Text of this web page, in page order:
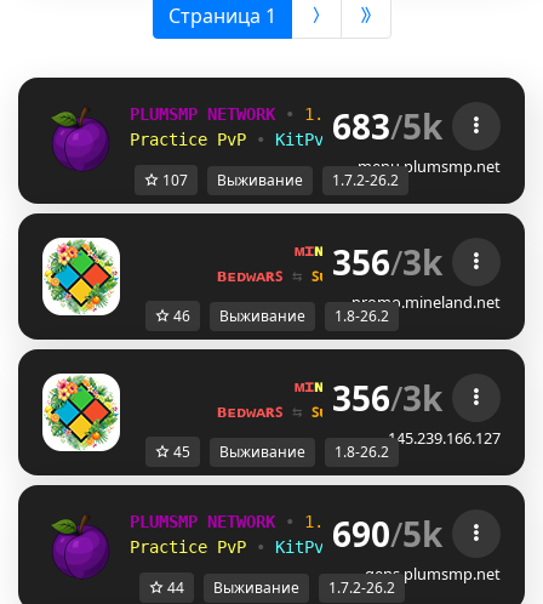
Страница 1 (выбрана)
PLUMSMP NETWORK • 1.7.2 ➜ 26.2
Practice PvP
• KitPvP • Lifesteal
683/5k
menu.plumsmp.net
107 Выживание 1.7.2-26.2
ᴍɪɴᴇ ʟᴀ ɴᴅ ɴᴇᴛᴡᴏʀᴋ ☀
ʙᴇᴅᴡᴀʀꜱ ⇆ ꜱᴜʀᴠɪᴠᴀʟ ꜱᴍᴘ ⇆ ꜱᴋʏʙʟᴏᴄᴋ
356/3k
promo.mineland.net
46 Выживание 1.8-26.2
ᴍɪɴᴇ ʟᴀ ɴᴅ ɴᴇᴛᴡᴏʀᴋ ☀
ʙᴇᴅᴡᴀʀꜱ ⇆ ꜱᴜʀᴠɪᴠᴀʟ ꜱᴍᴘ ⇆ ꜱᴋʏʙʟᴏᴄᴋ
356/3k
145.239.166.127
45 Выживание 1.8-26.2
PLUMSMP NETWORK • 1.7.2 ➜ 26.2
Practice PvP
• KitPvP • Lifesteal
690/5k
gens.plumsmp.net
44 Выживание 1.7.2-26.2